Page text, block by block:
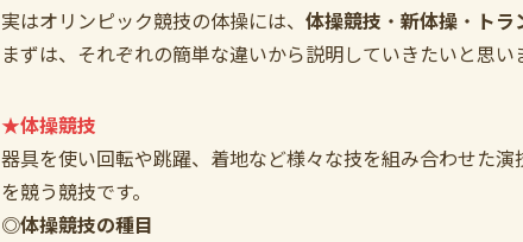
実はオリンピック競技の体操には、 体操競技 ・ 新体操 ・ トラ
まずは、それぞれの簡単な違いから説明していきたいと思い
★体操競技
器具を使い回転や跳躍、着地など様々な技を組み合わせた
を競う競技です。
◎体操競技の種目